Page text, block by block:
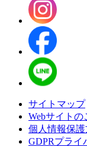
サイトマップ
Webサイトの
個人情報保
GDPRプライ